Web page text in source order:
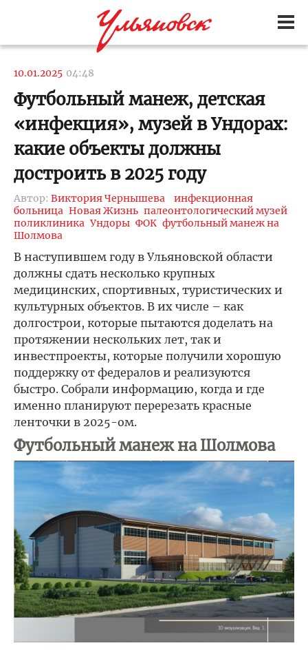
10.01.2025 04:48
Футбольный манеж, детская
«инфекция», музей в Ундорах:
какие объекты должны
достроить в 2025 году
Автор: Виктория Чернышева
инфекционная
больница Новая Жизнь палеонтологический музей
поликлиника Ундоры ФОК футбольный манеж на
Шолмова
В наступившем году в Ульяновской области
должны сдать несколько крупных
медицинских, спортивных, туристических и
культурных объектов. В их числе – как
долгострои, которые пытаются доделать на
протяжении нескольких лет, так и
инвестпроекты, которые получили хорошую
поддержку от федералов и реализуются
быстро. Собрали информацию, когда и где
именно планируют перерезать красные
ленточки в 2025-ом.
Футбольный манеж на Шолмова